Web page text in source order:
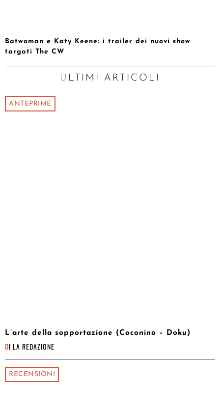
Batwoman e Katy Keene: i trailer dei nuovi show
targati The CW
ULTIMI ARTICOLI
ANTEPRIME
L’arte della sopportazione (Coconino – Doku)
DI LA REDAZIONE
RECENSIONI